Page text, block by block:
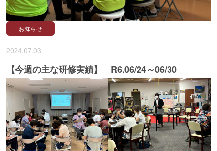
お知らせ
2024.07.03
【今週の主な研修実績】 R6.06/24～06/30